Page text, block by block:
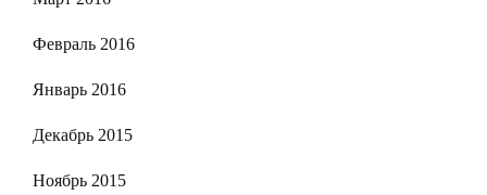
Февраль 2016
Январь 2016
Декабрь 2015
Ноябрь 2015